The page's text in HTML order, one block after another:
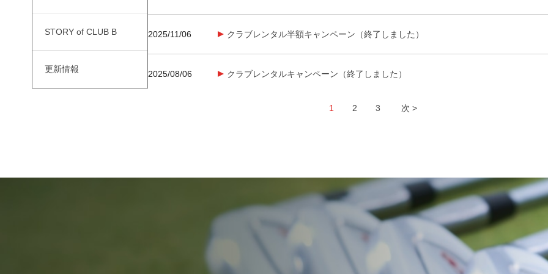
STORY of CLUB B
更新情報
2025/11/06 クラブレンタル半額キャンペーン（終了しました）
2025/08/06 クラブレンタルキャンペーン（終了しました）
1 2 3 次